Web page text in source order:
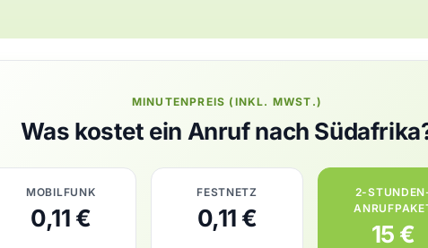
MINUTENPREIS (INKL. MWST.)
Was kostet ein Anruf nach
MOBILFUNK
0,11 €
FESTNETZ
0,11 €
2-
15 €